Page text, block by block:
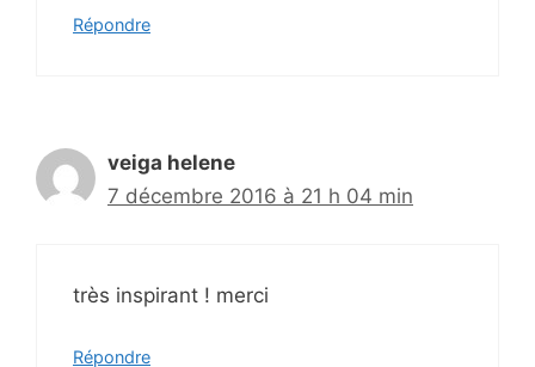
Répondre
veiga helene
7 décembre 2016 à 21 h 04 min
très inspirant ! merci
Répondre